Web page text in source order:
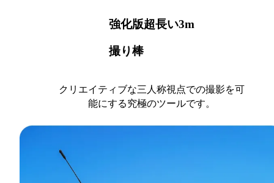
強化版超長い3m
撮り棒
クリエイティブな三人称視点での撮影を可
能にする究極のツールです。